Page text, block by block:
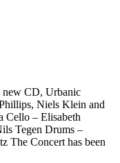
new CD, Urbanic
Niels Klein and
Cello – Elisabeth
Tegen Drums –
The Concert has been